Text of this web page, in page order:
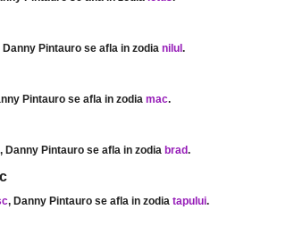
Danny Pintauro se afla in zodia nilul .
Pintauro se afla in zodia mac.
, Danny Pintauro se afla in zodia brad.
, Danny Pintauro se afla in zodia tapului.